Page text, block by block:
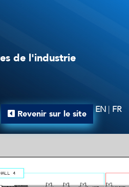
de l'industrie
Revenir sur le site EN | FR